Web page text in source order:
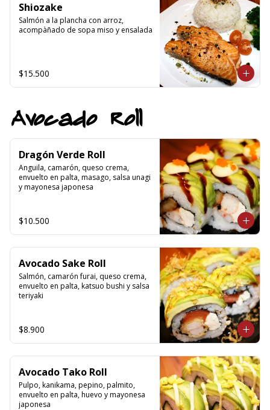
Shiozake
Salmón a la plancha con arroz,
acompàñado de sopa miso y ensalada
$15.500
Avocado Roll
Dragón Verde Roll
Anguila, camarón, queso crema,
envuelto en palta, masago, salsa unagi
y mayonesa japonesa
$10.500
Avocado Sake Roll
Salmón, camarón furai, queso crema,
envuelto en palta, katsuo bushi y salsa
teriyaki
$8.900
Avocado Tako Roll
Pulpo, kanikama, pepino, palmito,
envuelto en palta, huevo y mayonesa
japonesa